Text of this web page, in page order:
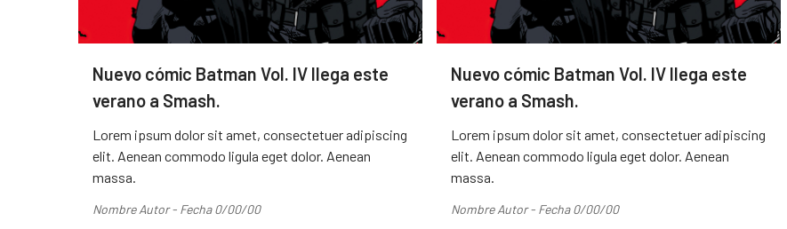
Nuevo cómic Batman Vol. IV llega este
verano a Smash.
Lorem ipsum dolor sit amet, consectetuer adipiscing
elit. Aenean commodo ligula eget dolor. Aenean
massa.
Nombre Autor - Fecha 0/00/00
Nuevo cómic Batman Vol. IV llega este
verano a Smash.
Lorem ipsum dolor sit amet, consectetuer adipiscing
elit. Aenean commodo ligula eget dolor. Aenean
massa.
Nombre Autor - Fecha 0/00/00